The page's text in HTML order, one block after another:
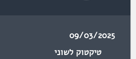
09/03/2025
טיקטוק לשוני